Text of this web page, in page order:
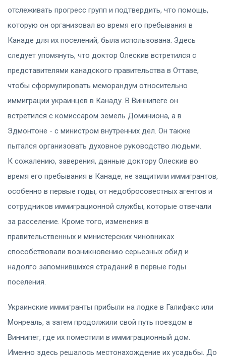
отслеживать прогресс групп и подтвердить, что помощь,
которую он организовал во время его пребывания в
Канаде для их поселений, была использована. Здесь
следует упомянуть, что доктор Олескив встретился с
представителями канадского правительства в Оттаве,
чтобы сформулировать меморандум относительно
иммиграции украинцев в Канаду. В Виннипеге он
встретился с комиссаром земель Доминиона, а в
Эдмонтоне - с министром внутренних дел. Он также
пытался организовать духовное руководство людьми.
К сожалению, заверения, данные доктору Олескив во
время его пребывания в Канаде, не защитили иммигрантов,
особенно в первые годы, от недобросовестных агентов и
сотрудников иммиграционной службы, которые отвечали
за расселение. Кроме того, изменения в
правительственных и министерских чиновниках
способствовали возникновению серьезных обид и
надолго запомнившихся страданий в первые годы
поселения.
Украинские иммигранты прибыли на лодке в Галифакс или
Монреаль, а затем продолжили свой путь поездом в
Виннипег, где их поместили в иммиграционный дом.
Именно здесь решалось местонахождение их усадьбы. До